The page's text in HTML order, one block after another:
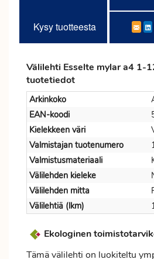
Kysy tuotteesta
Välilehti Esselte mylar a4 1-
tuotetiedot
Arkinkoko
EAN-koodi
Kielekkeen väri
Valmistajan tuotenumero
Valmistusmateriaali
Välilehden kieleke
Välilehden mitta
Välilehtiä (lkm)
Ekologinen
Tämä välilehti on luokiteltu